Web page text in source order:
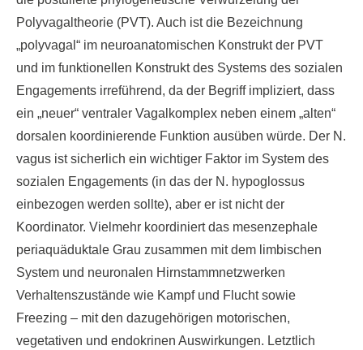
Polyvagaltheorie (PVT). Auch ist die Bezeichnung
„polyvagal“ im neuroanatomischen Konstrukt der PVT
und im funktionellen Konstrukt des Systems des sozialen
Engagements irreführend, da der Begriff impliziert, dass
ein „neuer“ ventraler Vagalkomplex neben einem „alten“
dorsalen koordinierende Funktion ausüben würde. Der N.
vagus ist sicherlich ein wichtiger Faktor im System des
sozialen Engagements (in das der N. hypoglossus
einbezogen werden sollte), aber er ist nicht der
Koordinator. Vielmehr koordiniert das mesenzephale
periaquäduktale Grau zusammen mit dem limbischen
System und neuronalen Hirnstammnetzwerken
Verhaltenszustände wie Kampf und Flucht sowie
Freezing – mit den dazugehörigen motorischen,
vegetativen und endokrinen Auswirkungen. Letztlich